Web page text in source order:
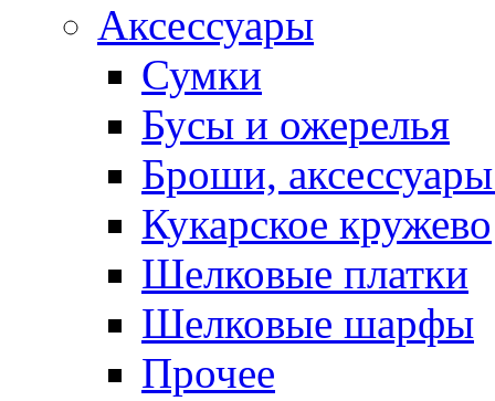
Аксессуары
Сумки
Бусы и ожерелья
Броши,
Кукарское кружево
Шелковые платки
Шелковые шарфы
Прочее